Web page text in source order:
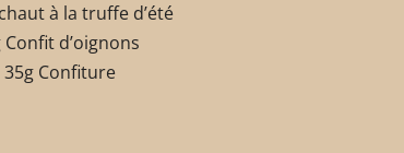
à la truffe d’été
d’oignons
Confiture